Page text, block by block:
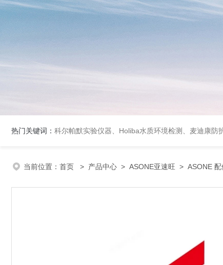
热门关键词： 科尔帕默实验仪器、Holiba水质环境检测、麦迪康防
当前位置： 首页 > 产品中心 > ASONE亚速旺 > ASONE 配